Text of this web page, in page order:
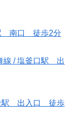
南口 徒歩2分
線 / 塩釜口駅 出
駅 出入口 徒歩